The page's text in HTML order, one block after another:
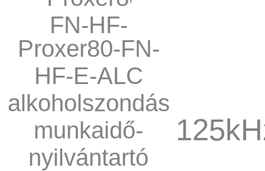
Proxer80-FN-
HF-E-ALC
alkoholszondás
munkaidő-
nyilvántartó